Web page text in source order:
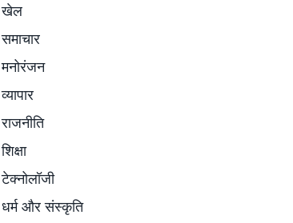
खेल
समाचार
मनोरंजन
व्यापार
राजनीति
शिक्षा
टेक्नोलॉजी
धर्म और संस्कृति